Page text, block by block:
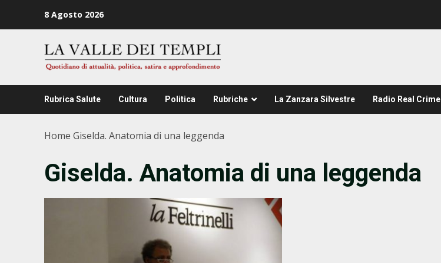
8 Agosto 2026
Rubrica Salute Cultura Politica Rubriche La Zanzara Silvestre Radio Real Crime
Home Giselda. Anatomia di una leggenda
Giselda. Anatomia di una leggenda